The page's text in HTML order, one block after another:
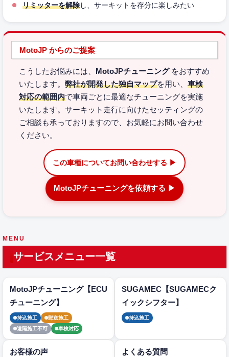
リミッターを解除し、サーキットを存分に楽しみたい
MotoJP からのご提案
こうしたお悩みには、 MotoJPチューニングをおすすめ
いたします。 弊社が開発した独自マップを用い、 車検
対応の範囲内で車両ごとに最適なチューニングを実施
いたします。サーキット走行に向けたセッティングの
ご相談も承っておりますので、お気軽にお問い合わせ
ください。
この車種についてお問い合わせする ▶
MotoJPチューニングを依頼する ▶
MENU
サービスメニュー一覧
MotoJPチューニング【ECU
チューニング】
持込施工
郵送施工
遠隔施工不可
車検対応
SUGAMEC【SUGAMECク
イックシフター】
持込施工
お客様の声 よくある質問